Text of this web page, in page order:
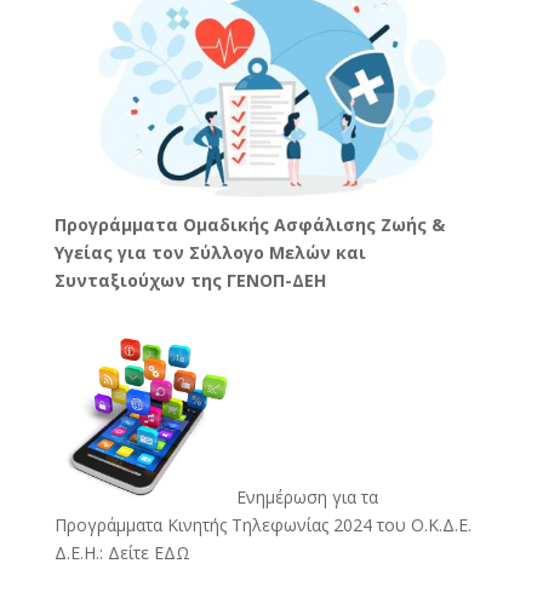
Προγράμματα Ομαδικής Ασφάλισης Ζωής &
Υγείας για τον Σύλλογο Μελών και
Συνταξιούχων της ΓΕΝΟΠ-ΔΕΗ
Ενημέρωση για τα
Προγράμματα Κινητής Τηλεφωνίας 2024 του Ο.Κ.Δ.Ε.
Δ.Ε.Η.: Δείτε ΕΔΩ